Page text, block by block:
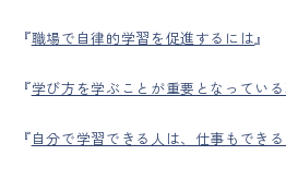
『職場で自律的学習を促進するには』
『学び方を学ぶことが重要となってい
『自分で学習できる人は、仕事もできる